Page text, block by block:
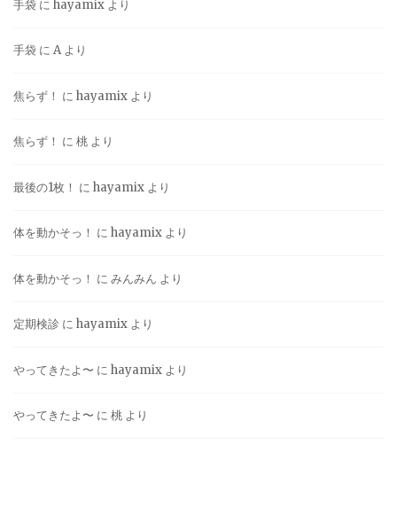
手袋 に hayamix より
手袋 に Aより
焦らず！ に hayamix より
焦らず！ に 桃 より
最後の1枚！ に hayamix より
体を動かそっ！ に hayamix より
体を動かそっ！ に みんみん より
定期検診 に hayamix より
やってきたよ〜 に hayamix より
やってきたよ〜 に 桃 より